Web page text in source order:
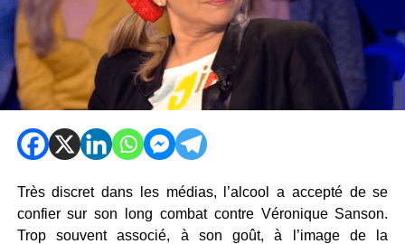
Très discret dans les médias, l’alcool a accepté de se
confier sur son long combat contre Véronique Sanson.
Trop souvent associé, à son goût, à l’image de la